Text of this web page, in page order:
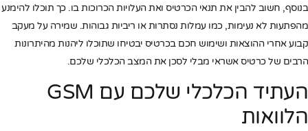
בנוסף, חשוב להבין את תנאי הכרטיס ואת העלויות הכרוכות בו. כך תוכלו להימנע
מהפתעות לא נעימות, כמו עמלות נסתרות או ריביות גבוהות. שמירה על מעקב
קבוע אחרי ההוצאות ושימוש חכם בכרטיס יבטיחו שתוכלו ליהנות מהיתרונות
הרבים של כרטיס אשראי מבלי לסכן את המצב הכלכלי שלכם.
העתיד הכלכלי שלכם עם GSM
הלוואות